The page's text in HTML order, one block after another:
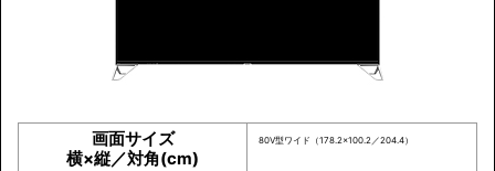
画面サイズ
横×縦／対角(cm)
80V型ワイド（178.2×100.2／204.4）